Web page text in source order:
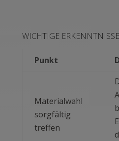
WICHTIGE ERKENNTNISSE
Punkt
Materialwahl
sorgfältig
treffen